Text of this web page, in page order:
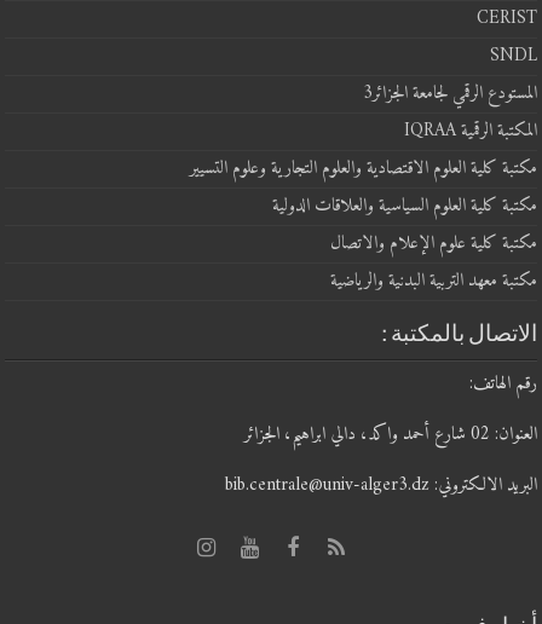
CERIST
SNDL
المستودع الرقمي لجامعة الجزائر3
المكتبة الرقمية IQRAA
مكتبة كلية العلوم الاقتصادية والعلوم التجارية وعلوم التسيير
مكتبة كلية العلوم السياسية والعلاقات الدولية
مكتبة كلية علوم الإعلام والاتصال
مكتبة معهد التربية البدنية والرياضية
الاتصال بالمكتبة :
رقم الهاتف:
العنوان: 02 شارع أحمد واكد، دالي ابراهيم، الجزائر
البريد الالكتروني: bib.centrale@univ-alger3.dz